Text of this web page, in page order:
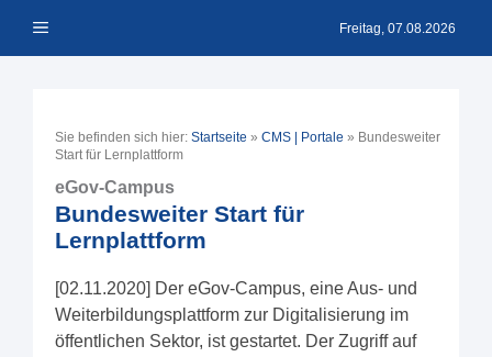
Inhalt Menü Freitag, 07.08.2026
Sie befinden sich hier: Startseite » CMS | Portale » Bundesweiter
Start für Lernplattform
eGov-Campus
Bundesweiter Start für
Lernplattform
[02.11.2020] Der eGov-Campus, eine Aus- und
Weiterbildungsplattform zur Digitalisierung im
öffentlichen Sektor, ist gestartet. Der Zugriff auf